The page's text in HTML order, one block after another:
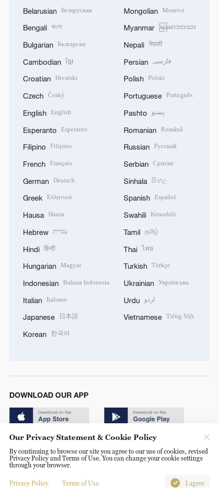
Belarusian Беларуская
Bengali বাংলা
Bulgarian Български
Cambodian ខ្មែរ
Croatian Hrvatski
Czech Český
English English
Esperanto Esperanto
Filipino Filipino
French Français
German Deutsch
Greek Ελληνικά
Hausa Hausa
Hebrew עברית
Hindi हिन्दी
Hungarian Magyar
Indonesian Bahasa Indonesia
Italian Italiano
Japanese 日本語
Korean 한국어
Mongolian Монгол
Myanmar မြန်မာဘာသာ
Nepali नेपाली
Persian فارسی
Polish Polski
Portuguese Português
Pashto پښتو
Romanian Română
Russian Русский
Serbian Српски
Sinhala සිංහල
Spanish Español
Swahili Kiswahili
Tamil தமிழ்
Thai ไทย
Turkish Türkçe
Ukrainian Українська
Urdu اردو
Vietnamese Tiếng Việt
DOWNLOAD OUR APP
© China Radio International.CRI. All Rights Reserved. 16A
Shijingshan Road, Beijing, China. 100040
Our Privacy Statement & Cookie Policy
By continuing to browse our site you agree to our use of cookies, revised
Privacy Policy and Terms of Use. You can change your cookie settings
through your browser.
Privacy Policy Terms of Use I agree